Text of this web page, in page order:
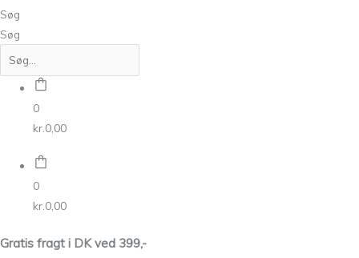
Søg
Søg
0
kr. 0,00
0
kr. 0,00
Gratis fragt i DK ved 399,-